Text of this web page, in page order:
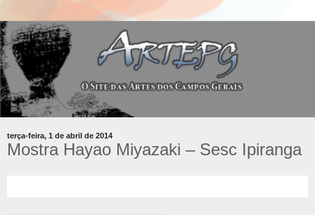
terça-feira, 1 de abril de 2014
Mostra Hayao Miyazaki – Sesc Ipiranga